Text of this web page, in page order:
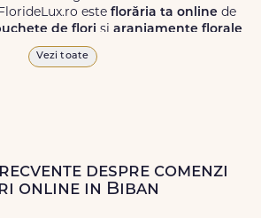
este florăria ta online de
de flori și aranjamente florale
în Biban și în toată România.
florichiar și în weekend, pentru ca tu
frumos atunci când ai nevoie.
Vezi toate
despre comenzi
online in Biban